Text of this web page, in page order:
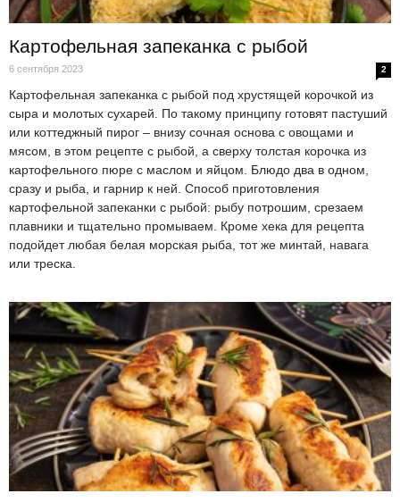
Картофельная запеканка с рыбой
6 сентября 2023 2
Картофельная запеканка с рыбой под хрустящей корочкой из
сыра и молотых сухарей. По такому принципу готовят пастуший
или коттеджный пирог – внизу сочная основа с овощами и
мясом, в этом рецепте с рыбой, а сверху толстая корочка из
картофельного пюре с маслом и яйцом. Блюдо два в одном,
сразу и рыба, и гарнир к ней. Способ приготовления
картофельной запеканки с рыбой: рыбу потрошим, срезаем
плавники и тщательно промываем. Кроме хека для рецепта
подойдет любая белая морская рыба, тот же минтай, навага
или треска.